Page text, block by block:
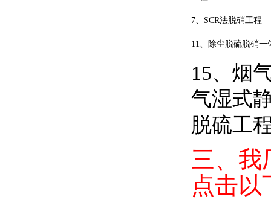
7、SCR法脱硝工程
11、除尘脱硫脱硝一
15、烟
气湿式
脱硫工
三、我
点击以